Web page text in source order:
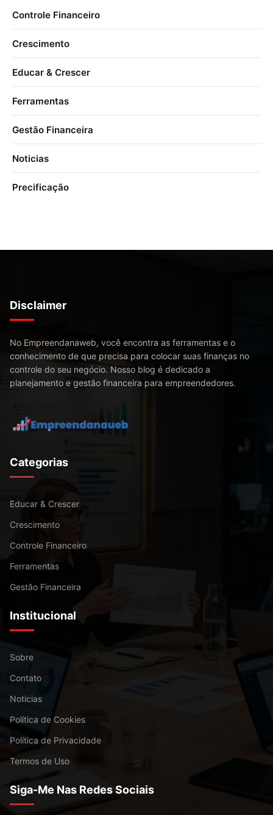
Controle Financeiro
Crescimento
Educar & Crescer
Ferramentas
Gestão Financeira
Noticias
Precificação
Disclaimer
No Empreendanaweb, você encontra as ferramentas e o
conhecimento de que precisa para colocar suas finanças no
controle do seu negócio. Nosso blog é dedicado a
planejamento e gestão financeira para empreendedores.
Categorias
Educar & Crescer
Crescimento
Controle Financeiro
Ferramentas
Gestão Financeira
Institucional
Sobre
Contato
Noticias
Política de Cookies
Política de Privacidade
Termos de Uso
Siga-Me Nas Redes Sociais